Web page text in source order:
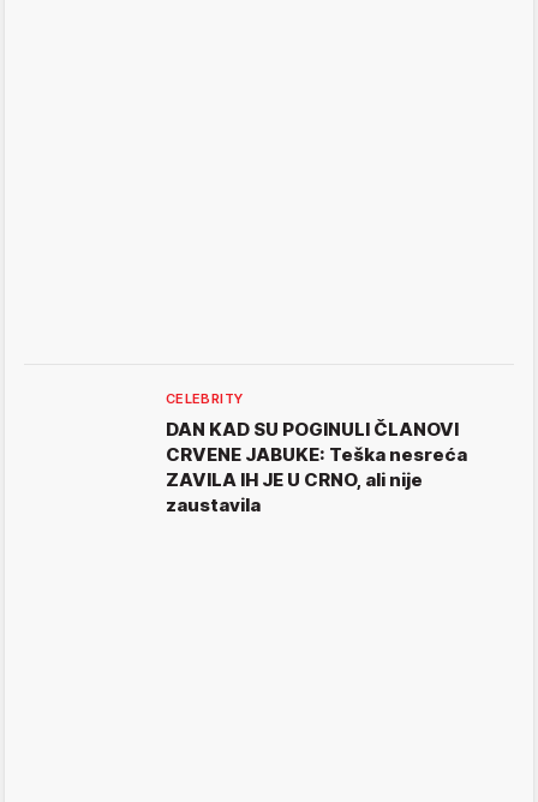
CELEBRITY
DAN KAD SU POGINULI ČLANOVI
CRVENE JABUKE: Teška nesreća
ZAVILA IH JE U CRNO, ali nije
zaustavila